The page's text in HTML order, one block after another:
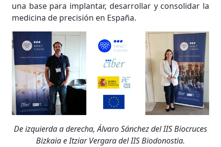
una base para implantar, desarrollar y consolidar la
medicina de precisión en España.
De izquierda a derecha, Álvaro Sánchez del IIS Biocruces
Bizkaia e Itziar Vergara del IIS Biodonostia.